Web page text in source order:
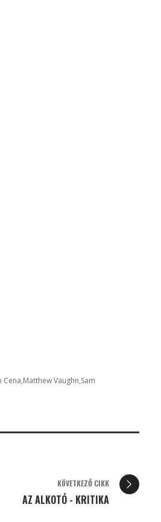
Cena Matthew Vaughn Sam
KÖVETKEZŐ CIKK
AZ ALKOTÓ - KRITIKA